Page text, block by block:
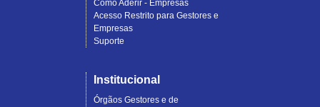
Como Aderir - Empresas
Acesso Restrito para Gestores e
Empresas
Suporte
Institucional
Órgãos Gestores e de